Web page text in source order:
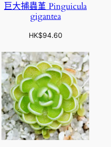
巨大捕蟲堇 Pinguicula
gigantea
HK$94.60